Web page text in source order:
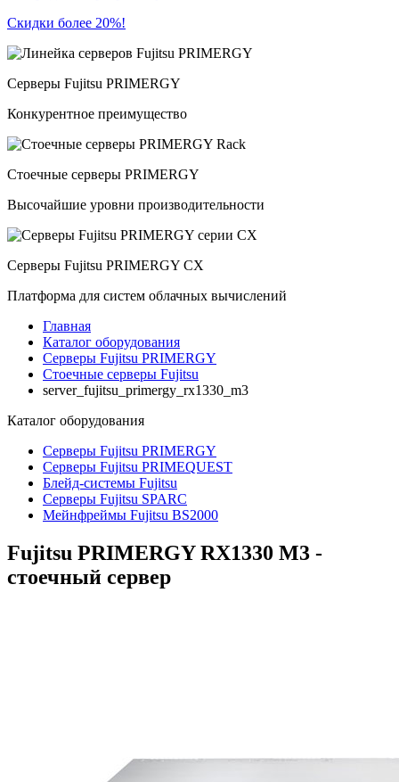
Скидки более 20%!
Серверы Fujitsu PRIMERGY
Конкурентное преимущество
Стоечные серверы PRIMERGY
Высочайшие уровни производительности
Серверы Fujitsu PRIMERGY CX
Платформа для систем облачных вычислений
Главная
Каталог оборудования
Серверы Fujitsu PRIMERGY
Стоечные серверы Fujitsu
server_fujitsu_primergy_rx1330_m3
Каталог оборудования
Серверы Fujitsu PRIMERGY
Серверы Fujitsu PRIMEQUEST
Блейд-системы Fujitsu
Серверы Fujitsu SPARC
Мейнфреймы Fujitsu BS2000
Fujitsu PRIMERGY RX1330 M3 -
стоечный сервер